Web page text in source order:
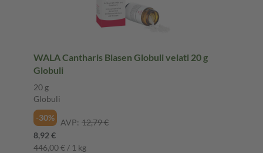
WALA Cantharis Blasen Globuli velati 20 g
Globuli
20 g
Globuli
-30%
AVP: 12,79 €
8,92 €
446,00 € / 1 kg